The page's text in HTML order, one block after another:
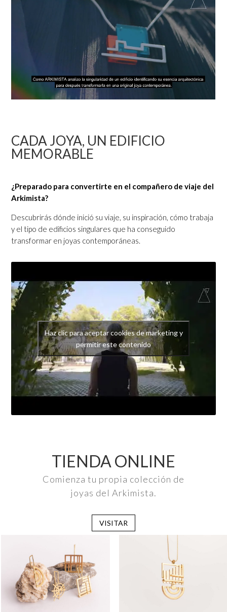
CADA JOYA, UN EDIFICIO
MEMORABLE
¿Preparado para convertirte en el compañero de viaje del
Arkimista?
Descubrirás dónde inició su viaje, su inspiración, cómo trabaja
y el tipo de edificios singulares que ha conseguido
transformar en joyas contemporáneas.
Haz clic para aceptar cookies de marketing y
permitir este contenido
TIENDA ONLINE
Comienza tu propia colección de
joyas del Arkimista.
VISITAR